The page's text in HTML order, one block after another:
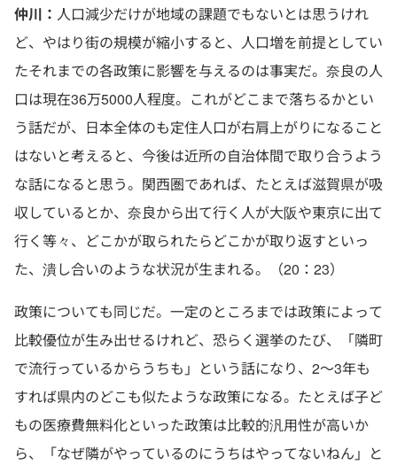
仲川： 人口減少だけが地域の課題でもないとは思うけれ
ど、やはり街の規模が縮小すると、人口増を前提としてい
たそれまでの各政策に影響を与えるのは事実だ。奈良の人
口は現在36万5000人程度。これがどこまで落ちるかとい
う話だが、日本全体のも定住人口が右肩上がりになること
はないと考えると、今後は近所の自治体間で取り合うよう
な話になると思う。関西圏であれば、たとえば滋賀県が吸
収しているとか、奈良から出て行く人が大阪や東京に出て
行く等々、どこかが取られたらどこかが取り返すといっ
た、潰し合いのような状況が生まれる。（20：23）
政策についても同じだ。一定のところまでは政策によって
比較優位が生み出せるけれど、恐らく選挙のたび、「隣町
で流行っているからうちも」という話になり、2〜3年も
すれば県内のどこも似たような政策になる。たとえば子ど
もの医療費無料化といった政策は比較的汎用性が高いか
ら、「なぜ隣がやっているのにうちはやってないねん」と